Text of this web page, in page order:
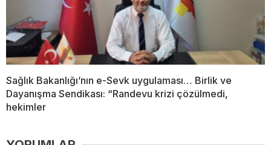
Sağlık Bakanlığı’nın e-Sevk uygulaması… Birlik ve
Dayanışma Sendikası: “Randevu krizi çözülmedi,
hekimler